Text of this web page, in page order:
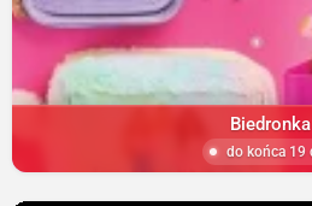
Biedronka
do końca 19